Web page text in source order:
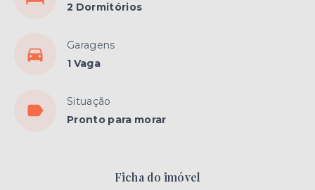
2 Dormitórios
Garagens
1 Vaga
Situação
Pronto para morar
Ficha do imóvel